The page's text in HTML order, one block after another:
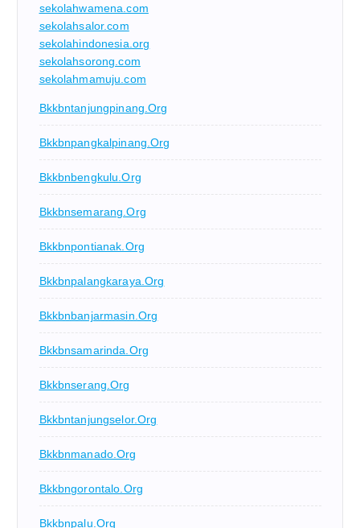
sekolahwamena.com
sekolahsalor.com
sekolahindonesia.org
sekolahsorong.com
sekolahmamuju.com
Bkkbntanjungpinang.org
Bkkbnpangkalpinang.org
Bkkbnbengkulu.org
Bkkbnsemarang.org
Bkkbnpontianak.org
Bkkbnpalangkaraya.org
Bkkbnbanjarmasin.org
Bkkbnsamarinda.org
Bkkbnserang.org
Bkkbntanjungselor.org
Bkkbnmanado.org
Bkkbngorontalo.org
Bkkbnpalu.org